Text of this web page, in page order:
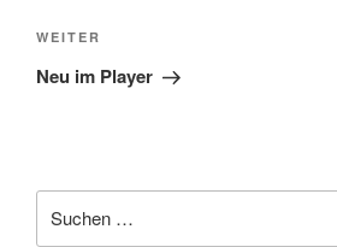
Nächster
Beitrag
WEITER
Neu im Player
nach: